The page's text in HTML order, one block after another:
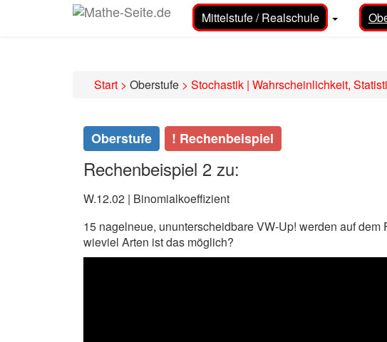
Mittelstufe / Realschule
Start > Oberstufe > Stochastik | Wahrscheinlichkeit,
Oberstufe ! Rechenbeispiel
Rechenbeispiel 2 zu:
W.12.02 | Binomialkoeffizient
15 nagelneue, ununterscheidbare VW-Up! werden auf
wieviel Arten ist das möglich?